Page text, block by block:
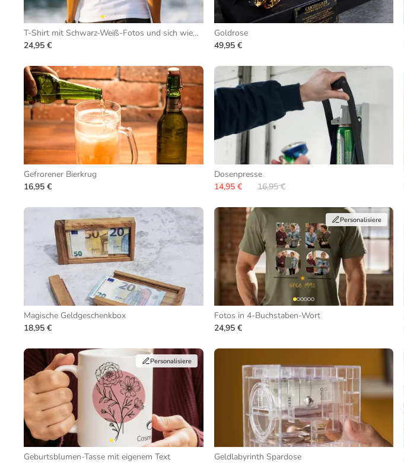
T-Shirt mit Schwarz-Weiß-Fotos und sich wiederholendem Text
24,95 €
Goldrose
49,95 €
Gefrorener Bierkrug
16,95 €
Dosenpresse
14,95 €
16,95 €
Magische Geldgeschenkbox
18,95 €
Personalisiere
Fotos in 4-Buchstaben-Wort
24,95 €
Personalisiere
Geburtsblumen-Tasse mit eigenem Text
Geldlabyrinth Spardose